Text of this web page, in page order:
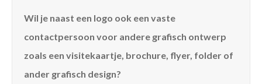
Wil je naast een logo ook een vaste
contactpersoon voor andere grafisch ontwerp
zoals een visitekaartje, brochure, flyer, folder of
ander grafisch design?